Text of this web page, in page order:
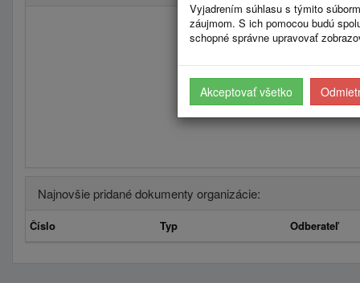
Najnovšie pridané dokumenty organizácie:
Číslo Typ Odberateľ
Vyjadrením súhlasu s týmito
záujmom. S ich pomocou budú
schopné správne upravovať
Akceptovať všetko